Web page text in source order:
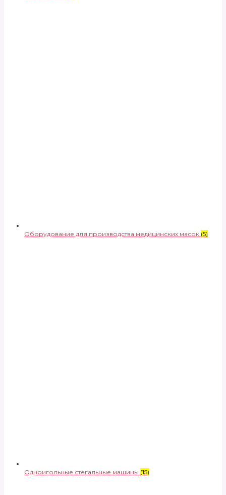
Оборудование для производства медицинских масок (5)
Одноигольные стегальные машины (15)